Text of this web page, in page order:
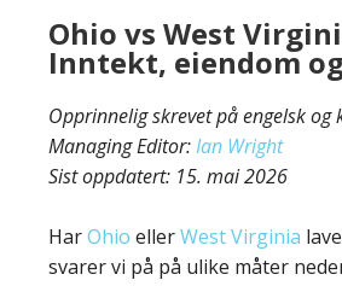
Ohio vs West
Inntekt, eiendom
Opprinnelig skrevet på engelsk og
Managing Editor:Ian Wright
Sist oppdatert: 15. mai 2026
HarOhio ellerWest Virginia
svarer vi på på ulike måter